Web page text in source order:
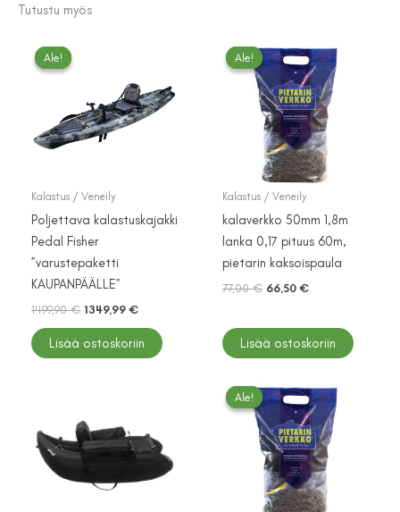
Tutustu myös
Ale!
Ale!
Kalastus / Veneily
Poljettava kalastuskajakki
Pedal Fisher
”varustepaketti
KAUPANPÄÄLLE”
1499,90€ Alkuperäinen
oli:
1349,99 €Nykyinen
on:
1349,99 €.
Lisää ostoskoriin
Ale!
Ale!
Kalastus / Veneily
kalaverkko 50mm 1,8m
lanka 0,17 pituus 60m,
pietarin kaksoispaula
77,00€ Alkuperäinen
77,00 €.
66,50 €Nykyinen
66,50 €.
Lisää ostoskoriin
Ale!
Ale!